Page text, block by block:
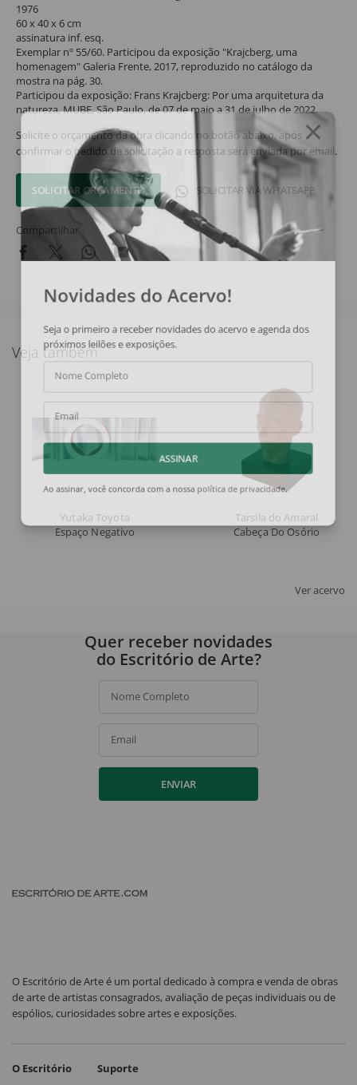
1976
60 x 40 x 6 cm
assinatura inf. esq.
Exemplar nº 55/60. Participou da exposição "Krajcberg, uma
homenagem" Galeria Frente, 2017, reproduzido no catálogo da
mostra na pág. 30.
Participou da exposição: Frans Krajcberg: Por uma arquitetura da
natureza, MUBE, São Paulo, de 07 de maio a 31 de julho de 2022.
Solicite o orçamento da obra clicando no botão abaixo, após
confirmar o pedido de solicitação a resposta será enviada por email.
SOLICITAR ORÇAMENTO SOLICITAR VIA WHATSAPP
Compartilhar
Veja também
Yutaka Toyota
Espaço Negativo
Tarsila do Amaral
Cabeça Do Osório
Ver acervo
Novidades do Acervo!
Seja o primeiro a receber novidades do acervo e agenda dos
próximos leilões e exposições.
Nome Completo
Email
Quer receber novidades
do Escritório de Arte?
Nome Completo
Email
ENVIAR
O Escritório de Arte é um portal dedicado à compra e venda de obras
de arte de artistas consagrados, avaliação de peças individuais ou de
espólios, curiosidades sobre artes e exposições.
O Escritório Suporte